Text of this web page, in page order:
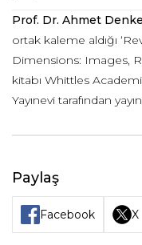
Prof. Dr. Ahmet
ortak kaleme aldığı
Dimensions: Images,
kitabı Whittles
Yayınevi tarafından
Paylaş
Facebook X